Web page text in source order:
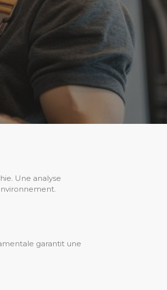
Une analyse
garantit une